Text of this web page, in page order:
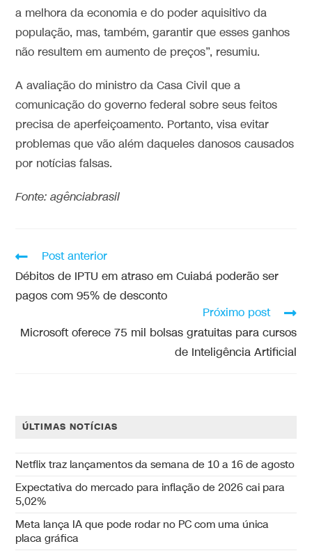
a melhora da economia e do poder aquisitivo da
população, mas, também, garantir que esses ganhos
não resultem em aumento de preços”, resumiu.
A avaliação do ministro da Casa Civil que a
comunicação do governo federal sobre seus feitos
precisa de aperfeiçoamento. Portanto, visa evitar
problemas que vão além daqueles danosos causados
por notícias falsas.
Fonte: agênciabrasil
Post anterior
Débitos de IPTU em atraso em Cuiabá poderão ser
pagos com 95% de desconto
Próximo post
Microsoft oferece 75 mil bolsas gratuitas para cursos
de Inteligência Artificial
ÚLTIMAS NOTÍCIAS
Netflix traz lançamentos da semana de 10 a 16 de agosto
Expectativa do mercado para inflação de 2026 cai para
5,02%
Meta lança IA que pode rodar no PC com uma única
placa gráfica